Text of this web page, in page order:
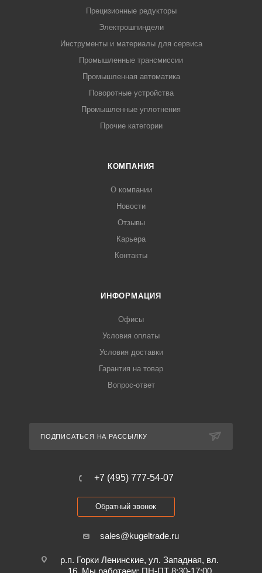
Прецизионные редукторы
Электрошпиндели
Инструменты и материалы для сервиса
Промышленные трансмиссии
Промышленная автоматика
Поворотные устройства
Промышленные уплотнения
Прочие категории
КОМПАНИЯ
О компании
Новости
Отзывы
Карьера
Контакты
ИНФОРМАЦИЯ
Офисы
Условия оплаты
Условия доставки
Гарантия на товар
Вопрос-ответ
ПОДПИСАТЬСЯ НА РАССЫЛКУ
+7 (495) 777-54-07
Обратный звонок
sales@kugeltrade.ru
р.п. Горки Ленинские, ул. Западная, вл.